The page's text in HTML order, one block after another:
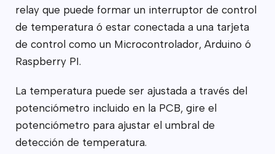
relay que puede formar un interruptor de control
de temperatura ó estar conectada a una tarjeta
de control como un Microcontrolador, Arduino ó
Raspberry PI.
La temperatura puede ser ajustada a través del
potenciómetro incluido en la PCB, gire el
potenciómetro para ajustar el umbral de
detección de temperatura.